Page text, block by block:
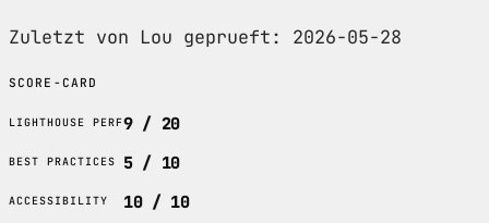
Zuletzt von Lou geprueft: 2026-05-28
SCORE-CARD
LIGHTHOUSE PERF9 / 20
BEST PRACTICES 5 / 10
ACCESSIBILITY 10 / 10